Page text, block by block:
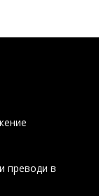
преводи в